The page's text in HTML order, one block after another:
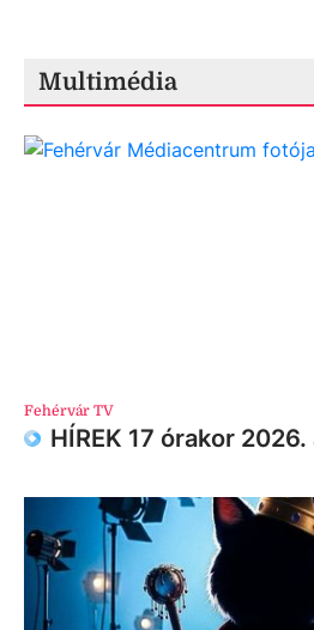
Multimédia
Fehérvár TV
HÍREK 17 órakor